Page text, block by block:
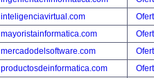
inteligenciavirtual.com
mayoristainformatica.com
mercadodelsoftware.com
productosdeinformatica.com